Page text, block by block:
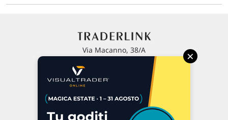
Via Macanno, 38/A
P.IVA 02 452 460 401
Chi siamo
Commenti e segnalazioni
×